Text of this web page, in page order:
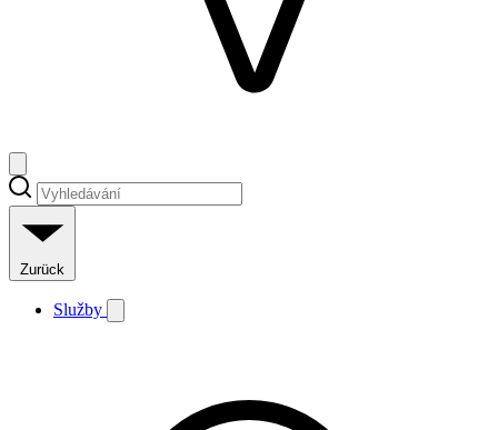
Zurück
Služby